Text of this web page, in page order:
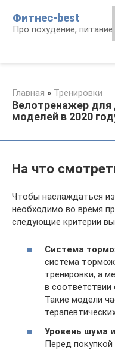
контенту
Фитнес-best
Про похудение,
Главная » Тренировки
Велотренажер для
моделей в 2020
На что
Чтобы наслаждаться
необходимо во время
следующие критерии
Система
система
тренировки, а
в соответствии
Такие модели
Уровень шума
Перед